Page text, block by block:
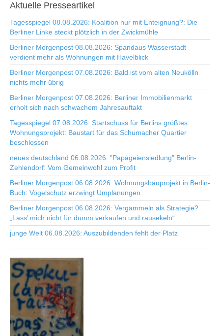
Aktuelle Presseartikel
Tagesspiegel 08.08.2026: Koalition nur mit Enteignung?: Die
Berliner Linke steckt plötzlich in der Zwickmühle
Berliner Morgenpost 08.08.2026: Spandaus Wasserstadt
verdient mehr als Wohnungen mit Havelblick
Berliner Morgenpost 07.08.2026: Bald ist vom alten Neukölln
nichts mehr übrig
Berliner Morgenpost 07.08.2026: Berliner Immobilienmarkt
erholt sich nach schwachem Jahresauftakt
Tagesspiegel 07.08.2026: Startschuss für Berlins größtes
Wohnungsprojekt: Baustart für das Schumacher Quartier
beschlossen
neues deutschland 06.08.2026: "Papageiensiedlung" Berlin-
Zehlendorf: Vom Gemeinwohl zum Profit
Berliner Morgenpost 06.08.2026: Wohnungsbauprojekt in Berlin-
Buch: Vogelschutz erzwingt Umplanungen
Berliner Morgenpost 06.08.2026: Vergammeln als Strategie?
„Lass’ mich nicht für dumm verkaufen und rausekeln“
junge Welt 06.08.2026: Auszubildenden fehlt der Platz